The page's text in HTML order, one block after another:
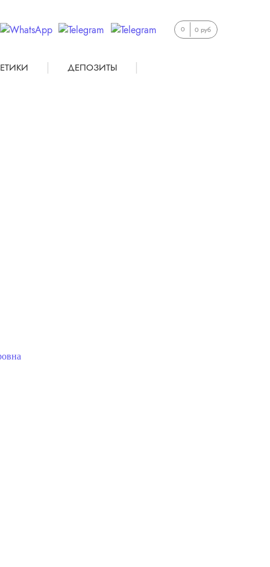
0 0 руб
| ДЕПОЗИТЫ |